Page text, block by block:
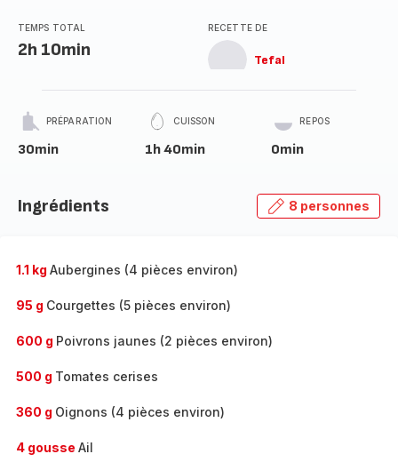
TEMPS TOTAL
2h 10min
RECETTE DE
Tefal
PRÉPARATION
30min
CUISSON
1h 40min
REPOS
0min
Ingrédients 8 personnes
1.1 kg Aubergines (4 pièces environ)
95 g Courgettes (5 pièces environ)
600 g Poivrons jaunes (2 pièces environ)
500 g Tomates cerises
360 g Oignons (4 pièces environ)
4 gousse Ail